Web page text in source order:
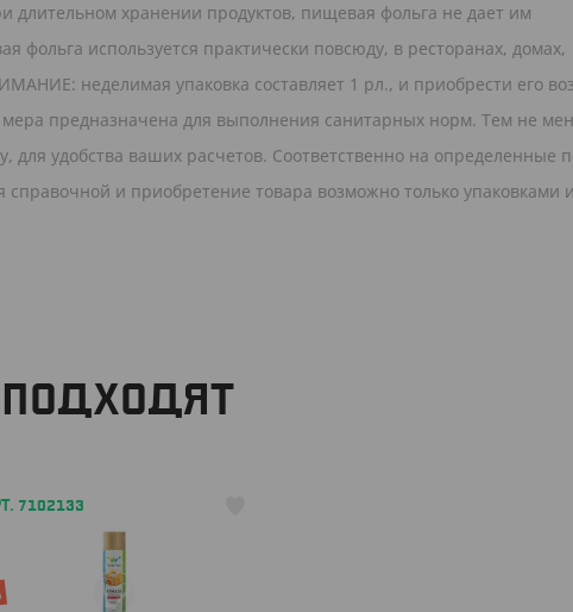
длительном хранении продуктов, пищевая фольга не дает им
фольга используется практически повсюду, в ресторанах, домах,
неделимая упаковка составляет 1 рл., и приобрести его
мера предназначена для выполнения санитарных норм. Тем не
для удобства ваших расчетов. Соответственно на определенные
справочной и приобретение товара возможно только упаковками
ПОДХОДЯТ
7102133